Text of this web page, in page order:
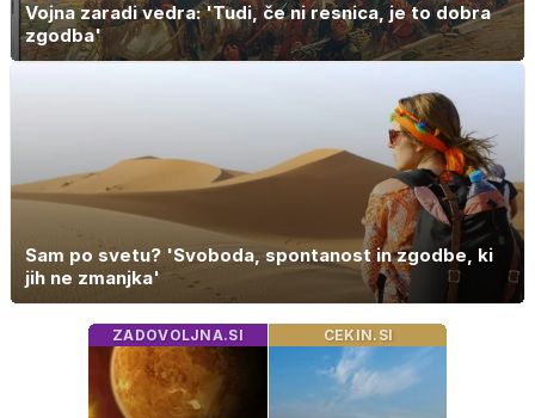
Vojna zaradi vedra: 'Tudi, če ni resnica, je to dobra
zgodba'
Sam po svetu? 'Svoboda, spontanost in zgodbe, ki
jih ne zmanjka'
ZADOVOLJNA.SI CEKIN.SI